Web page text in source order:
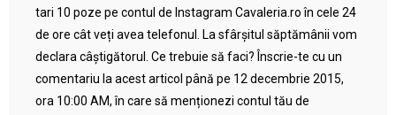
tari 10 poze pe contul de Instagram Cavaleria.ro în cele 24
de ore cât veți avea telefonul. La sfârșitul săptămânii vom
declara câștigătorul. Ce trebuie să faci? Înscrie-te cu un
comentariu la acest articol până pe 12 decembrie 2015,
ora 10:00 AM, în care să menționezi contul tău de